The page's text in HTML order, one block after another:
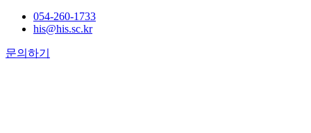
054-260-1733
his@his.sc.kr
문의하기